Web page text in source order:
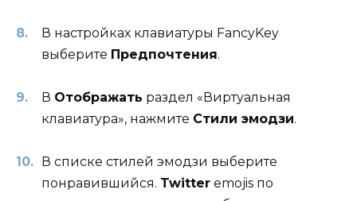
В настройках клавиатуры FancyKey
выберите Предпочтения.
В Отображать раздел «Виртуальная
клавиатура», нажмите Стили эмодзи.
В списке стилей эмодзи выберите
понравившийся. Twitter emojis по